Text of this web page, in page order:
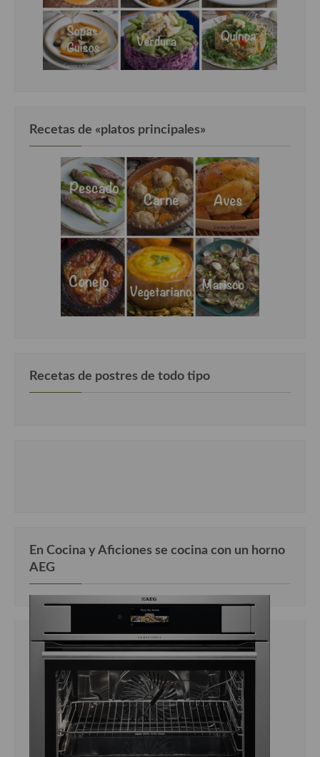
Recetas de «platos principales»
Recetas de postres de todo tipo
En Cocina y Aficiones se cocina con un horno
AEG